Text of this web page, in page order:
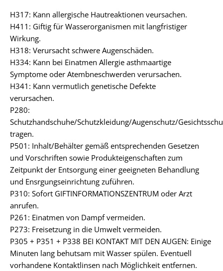
H317: Kann allergische Hautreaktionen veursachen.
H411: Giftig für Wasserorganismen mit langfristiger
Wirkung.
H318: Verursacht schwere Augenschäden.
H334: Kann bei Einatmen Allergie asthmaartige
Symptome oder Atembneschwerden verursachen.
H341: Kann vermutlich genetische Defekte
verursachen.
P280:
Schutzhandschuhe/Schutzkleidung/Augenschutz/
tragen.
P501: Inhalt/Behälter gemäß entsprechenden Gesetzen
und Vorschriften sowie Produkteigenschaften zum
Zeitpunkt der Entsorgung einer geeigneten Behandlung
und Ensrgungseinrichtung zuführen.
P310: Sofort GIFTINFORMATIONSZENTRUM oder Arzt
anrufen.
P261: Einatmen von Dampf vermeiden.
P273: Freisetzung in die Umwelt vermeiden.
P305 + P351 + P338 BEI KONTAKT MIT DEN AUGEN: Einige
Minuten lang behutsam mit Wasser spülen. Eventuell
vorhandene Kontaktlinsen nach Möglichkeit entfernen.